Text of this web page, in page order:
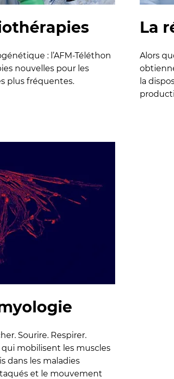
: l’AFM-Téléthon
nouvelles pour les
plus fréquentes.
La
Alors
la
Sourire. Respirer.
mobilisent les muscles
dans les maladies
et le mouvement